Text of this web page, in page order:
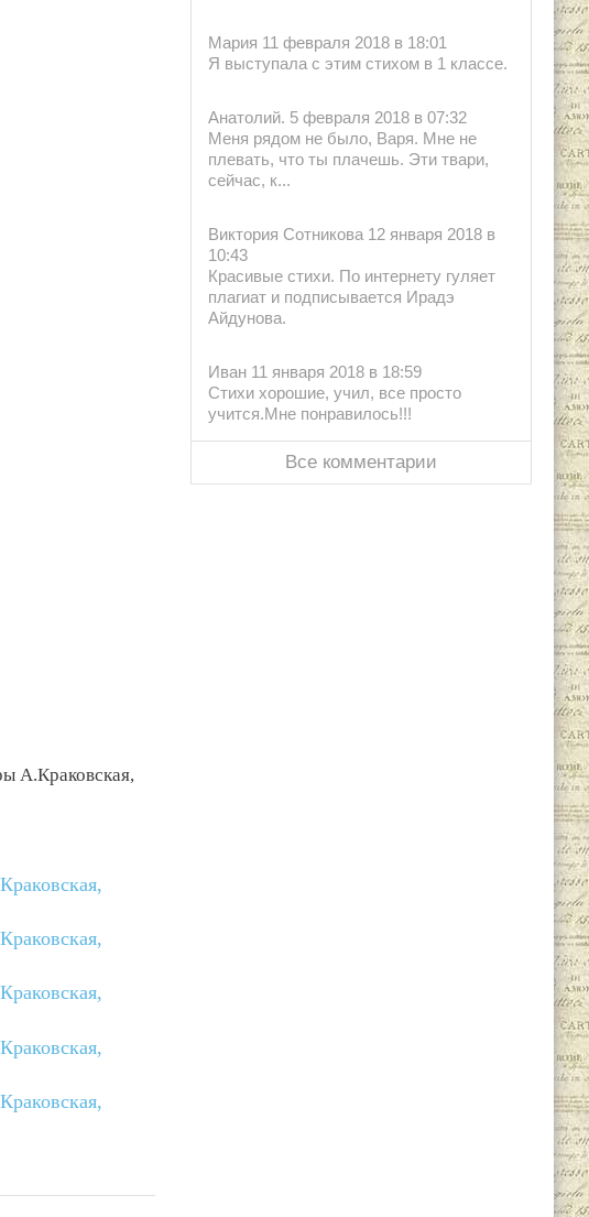
А.Краковская,
Мария 11 февраля 2018 в 18:01
Я выступала с этим стихом в 1 классе.
Анатолий. 5 февраля 2018 в 07:32
Меня рядом не было, Варя. Мне не
плевать, что ты плачешь. Эти твари,
сейчас, к...
Виктория Сотникова 12 января 2018 в
10:43
Красивые стихи. По интернету гуляет
плагиат и подписывается Ирадэ
Айдунова.
Иван 11 января 2018 в 18:59
Стихи хорошие, учил, все просто
учится.Мне понравилось!!!
Все комментарии